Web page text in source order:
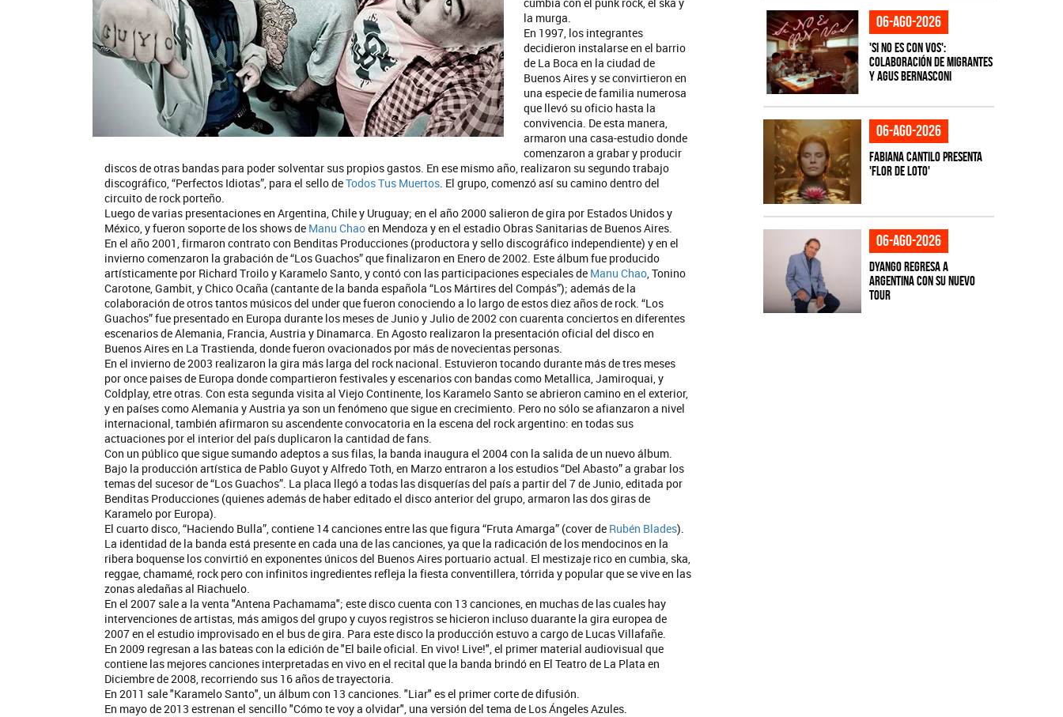
la murga.
En 1997, los integrantes
decidieron instalarse en el barrio
de La Boca en la ciudad de
Buenos Aires y se convirtieron en
una especie de familia numerosa
que llevó su oficio hasta la
convivencia. De esta manera,
armaron una casa-estudio donde
comenzaron a grabar y producir
discos de otras bandas para poder solventar sus propios gastos. En ese mismo año, realizaron su segundo trabajo
discográfico, “Perfectos Idiotas”, para el sello deTodos Tus Muertos. El grupo, comenzó así su camino dentro del
circuito de rock porteño.
Luego de varias presentaciones en Argentina, Chile y Uruguay; en el año 2000 salieron de gira por Estados Unidos y
México, y fueron soporte de los shows de Manu Chaoen Mendoza y en el estadio Obras Sanitarias de Buenos Aires.
En el año 2001, firmaron contrato con Benditas Producciones (productora y sello discográfico independiente) y en el
invierno comenzaron la grabación de “Los Guachos” que finalizaron en Enero de 2002. Este álbum fue producido
artísticamente por Richard Troilo y Karamelo Santo, y contó con las participaciones especiales de Manu Chao, Tonino
Carotone, Gambit, y Chico Ocaña (cantante de la banda española “Los Mártires del Compás”); además de la
colaboración de otros tantos músicos del under que fueron conociendo a lo largo de estos diez años de rock. “Los
Guachos” fue presentado en Europa durante los meses de Junio y Julio de 2002 con cuarenta conciertos en diferentes
escenarios de Alemania, Francia, Austria y Dinamarca. En Agosto realizaron la presentación oficial del disco en
Buenos Aires en La Trastienda, donde fueron ovacionados por más de novecientas personas.
En el invierno de 2003 realizaron la gira más larga del rock nacional. Estuvieron tocando durante más de tres meses
por once paises de Europa donde compartieron festivales y escenarios con bandas como Metallica, Jamiroquai, y
Coldplay, etre otras. Con esta segunda visita al Viejo Continente, los Karamelo Santo se abrieron camino en el exterior,
y en países como Alemania y Austria ya son un fenómeno que sigue en crecimiento. Pero no sólo se afianzaron a nivel
internacional, también afirmaron su ascendente convocatoria en la escena del rock argentino: en todas sus
actuaciones por el interior del país duplicaron la cantidad de fans.
Con un público que sigue sumando adeptos a sus filas, la banda inaugura el 2004 con la salida de un nuevo álbum.
Bajo la producción artística de Pablo Guyot y Alfredo Toth, en Marzo entraron a los estudios “Del Abasto” a grabar los
temas del sucesor de “Los Guachos”. La placa llegó a todas las disquerías del país a partir del 7 de Junio, editada por
Benditas Producciones (quienes además de haber editado el disco anterior del grupo, armaron las dos giras de
Karamelo por Europa).
El cuarto disco, “Haciendo Bulla”, contiene 14 canciones entre las que figura “Fruta Amarga” (cover de Rubén Blades).
La identidad de la banda está presente en cada una de las canciones, ya que la radicación de los mendocinos en la
ribera boquense los convirtió en exponentes únicos del Buenos Aires portuario actual. El mestizaje rico en cumbia, ska,
reggae, chamamé, rock pero con infinitos ingredientes refleja la fiesta conventillera, tórrida y popular que se vive en las
zonas aledañas al Riachuelo.
En el 2007 sale a la venta "Antena Pachamama"; este disco cuenta con 13 canciones, en muchas de las cuales hay
intervenciones de artistas, más amigos del grupo y cuyos registros se hicieron incluso duarante la gira europea de
2007 en el estudio improvisado en el bus de gira. Para este disco la producción estuvo a cargo de Lucas Villafañe.
En 2009 regresan a las bateas con la edición de "El baile oficial. En vivo! Live!", el primer material audiovisual que
contiene las mejores canciones interpretadas en vivo en el recital que la banda brindó en El Teatro de La Plata en
Diciembre de 2008, recorriendo sus 16 años de trayectoria.
En 2011 sale "Karamelo Santo", un álbum con 13 canciones. "Liar" es el primer corte de difusión.
En mayo de 2013 estrenan el sencillo "Cómo te voy a olvidar", una versión del tema de Los Ángeles Azules.
06-ago-2026
'Si No Es Con Vos':
colaboración de Migrantes
y Agus Bernasconi
06-ago-2026
Fabiana Cantilo presenta
'Flor de Loto'
06-ago-2026
Dyango regresa a
Argentina con su nuevo
tour